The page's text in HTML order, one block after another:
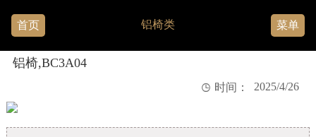
首页 铝椅类 菜单
铝椅,BC3A04
 时间： 2025/4/26